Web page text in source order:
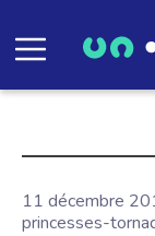
11 décembre
princesses-